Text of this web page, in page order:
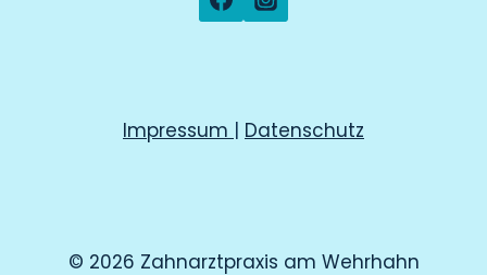
Impressum | Datenschutz
© 2026 Zahnarztpraxis am Wehrhahn